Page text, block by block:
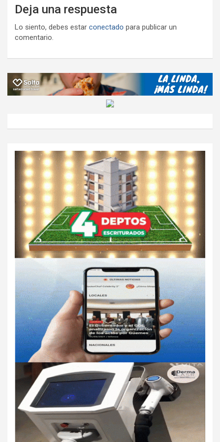
Deja una respuesta
Lo siento, debes estar conectado para publicar un
comentario.